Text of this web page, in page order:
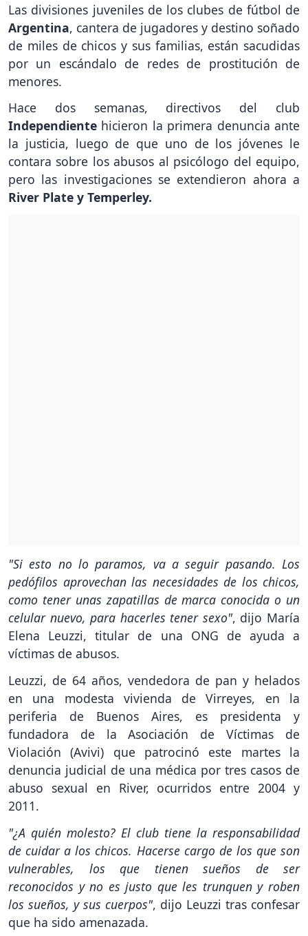
Las divisiones juveniles de los clubes de fútbol de
Argentina, cantera de jugadores y destino soñado
de miles de chicos y sus familias, están sacudidas
por un escándalo de redes de prostitución de
menores.
Hace dos semanas, directivos del club
Independiente hicieron la primera denuncia ante
la justicia, luego de que uno de los jóvenes le
contara sobre los abusos al psicólogo del equipo,
pero las investigaciones se extendieron ahora a
River Plate y Temperley.
"Si esto no lo paramos, va a seguir pasando. Los
pedófilos aprovechan las necesidades de los chicos,
como tener unas zapatillas de marca conocida o un
celular nuevo, para hacerles tener sexo", dijo María
Elena Leuzzi, titular de una ONG de ayuda a
víctimas de abusos.
Leuzzi, de 64 años, vendedora de pan y helados
en una modesta vivienda de Virreyes, en la
periferia de Buenos Aires, es presidenta y
fundadora de la Asociación de Víctimas de
Violación (Avivi) que patrocinó este martes la
denuncia judicial de una médica por tres casos de
abuso sexual en River, ocurridos entre 2004 y
2011.
"¿A quién molesto? El club tiene la responsabilidad
de cuidar a los chicos. Hacerse cargo de los que son
vulnerables, los que tienen sueños de ser
reconocidos y no es justo que les trunquen y roben
los sueños, y sus cuerpos", dijo Leuzzi tras confesar
que ha sido amenazada.